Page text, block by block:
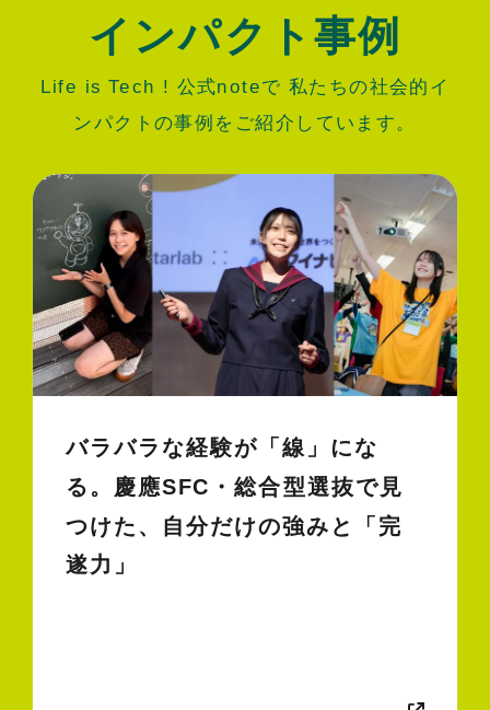
インパクト事例
Life is Tech ! 公式noteで 私たちの社会的イ
ンパクトの事例をご紹介しています。
バラバラな経験が「線」にな
る。慶應SFC・総合型選抜で見
つけた、自分だけの強みと「完
遂力」